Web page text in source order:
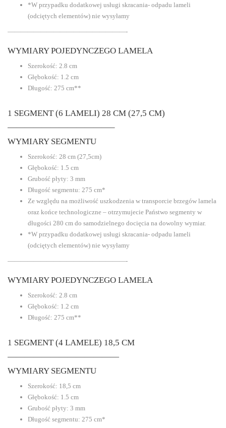
*W przypadku dodatkowej usługi skracania- odpadu lameli
(odciętych elementów) nie wysyłamy
——————————————————-
WYMIARY POJEDYNCZEGO LAMELA
Szerokość: 2.8 cm
Głębokość: 1.2 cm
Długość: 275 cm**
1 SEGMENT (6 LAMELI) 28 CM (27,5 CM)
————————————–
WYMIARY SEGMENTU
Szerokość: 28 cm (27,5cm)
Głębokość: 1.5 cm
Grubość płyty: 3 mm
Długość segmentu: 275 cm*
Ze względu na możliwość uszkodzenia w transporcie brzegów lamela
oraz końce technologiczne – otrzymujecie Państwo segmenty w
długości 280 cm do samodzielnego docięcia na dowolny wymiar.
*W przypadku dodatkowej usługi skracania- odpadu lameli
(odciętych elementów) nie wysyłamy
——————————————————-
WYMIARY POJEDYNCZEGO LAMELA
Szerokość: 2.8 cm
Głębokość: 1.2 cm
Długość: 275 cm**
1 SEGMENT (4 LAMELE) 18,5 CM
—————————————
WYMIARY SEGMENTU
Szerokość: 18,5 cm
Głębokość: 1.5 cm
Grubość płyty: 3 mm
Długość segmentu: 275 cm*